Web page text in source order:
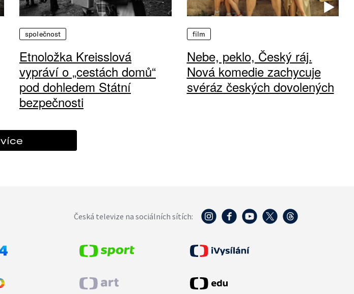
společnost
Etnoložka Kreisslová
vypráví o „cestách domů“
pod dohledem Státní
bezpečnosti
film
Nebe, peklo, Český ráj.
Nová komedie zachycuje
svéráz českých dovolených
více
Česká televize na sociálních sítích: